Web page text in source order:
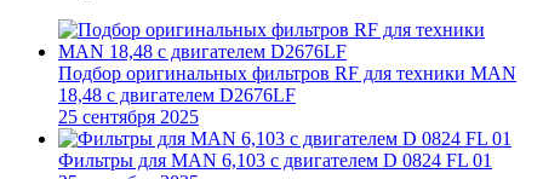
Подбор оригинальных фильтров RF для техники MAN
18,48 с двигателем D2676LF
25 сентября 2025
Фильтры для MAN 6,103 c двигателем D 0824 FL 01